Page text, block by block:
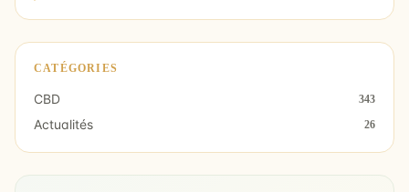
CATÉGORIES
CBD 343
Actualités 26